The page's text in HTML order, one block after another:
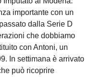
importante con un
dalla Serie D
che dobbiamo
con Antoni, un
In settimana è arrivato
può ricoprire